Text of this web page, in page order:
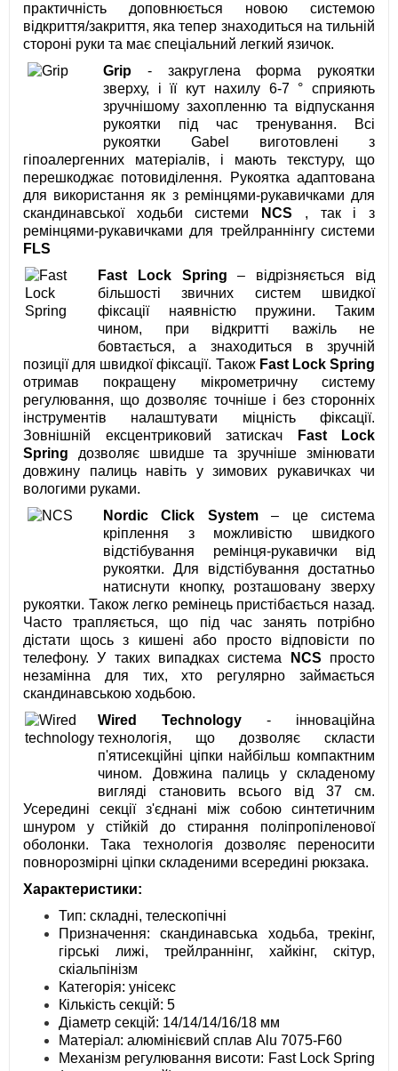
практичність доповнюється новою системою
відкриття/закриття, яка тепер знаходиться на тильній
стороні руки та має спеціальний легкий язичок.
Grip - закруглена форма рукоятки
зверху, і її кут нахилу 6-7 ° сприяють
зручнішому захопленню та відпускання
рукоятки під час тренування. Всі
рукоятки Gabel виготовлені з
гіпоалергенних матеріалів, і мають текстуру, що
перешкоджає потовиділення. Рукоятка адаптована
для використання як з ремінцями-рукавичками для
скандинавської ходьби системи
NCS , так і з
ремінцями-рукавичками для трейлраннінгу системи
FLS
Fast Lock Spring – відрізняється від
більшості звичних систем швидкої
фіксації наявністю пружини. Таким
чином, при відкритті важіль не
бовтається, а знаходиться в зручній
позиції для швидкої фіксації. Також Fast Lock Spring
отримав покращену мікрометричну систему
регулювання, що дозволяє точніше і без сторонніх
інструментів налаштувати міцність фіксації.
Зовнішній ексцентриковий затискач
Fast Lock
Spring дозволяє швидше та зручніше змінювати
довжину палиць навіть у зимових рукавичках чи
вологими руками.
Nordic Click System– це система
кріплення з можливістю швидкого
відстібування ремінця-рукавички від
рукоятки. Для відстібування достатньо
натиснути кнопку, розташовану зверху
рукоятки. Також легко ремінець пристібається назад.
Часто трапляється, що під час занять потрібно
дістати щось з кишені або просто відповісти по
телефону. У таких випадках система
NCS просто
незамінна для тих, хто регулярно займається
скандинавською ходьбою.
Wired Technology - інноваційна
технологія, що дозволяє скласти
п'ятисекційні ціпки найбільш компактним
чином. Довжина палиць у складеному
вигляді становить всього від 37 см.
Усередині секції з'єднані між собою синтетичним
шнуром у стійкій до стирання поліпропіленової
оболонки. Така технологія дозволяє переносити
повнорозмірні ціпки складеними всередині рюкзака.
Характеристики:
Тип: складні, телескопічні
Призначення: скандинавська ходьба, трекінг,
гірські лижі, трейлраннінг, хайкінг, скітур,
скіальпінізм
Категорія: унісекс
Кількість секцій: 5
Діаметр секцій: 14/14/14/16/18 мм
Матеріал: алюмінієвий сплав Alu 7075-F60
Механізм регулювання висоти: Fast Lock Spring